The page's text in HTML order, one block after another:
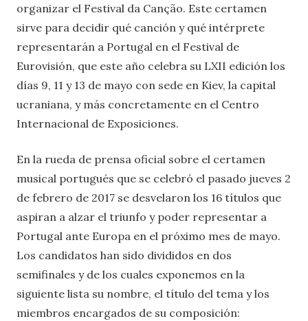
organizar el Festival da Canção. Este certamen
sirve para decidir qué canción y qué intérprete
representarán a Portugal en el Festival de
Eurovisión, que este año celebra su LXII edición los
días 9, 11 y 13 de mayo con sede en Kiev, la capital
ucraniana, y más concretamente en el Centro
Internacional de Exposiciones.
En la rueda de prensa oficial sobre el certamen
musical portugués que se celebró el pasado jueves 2
de febrero de 2017 se desvelaron los 16 títulos que
aspiran a alzar el triunfo y poder representar a
Portugal ante Europa en el próximo mes de mayo.
Los candidatos han sido divididos en dos
semifinales y de los cuales exponemos en la
siguiente lista su nombre, el título del tema y los
miembros encargados de su composición: